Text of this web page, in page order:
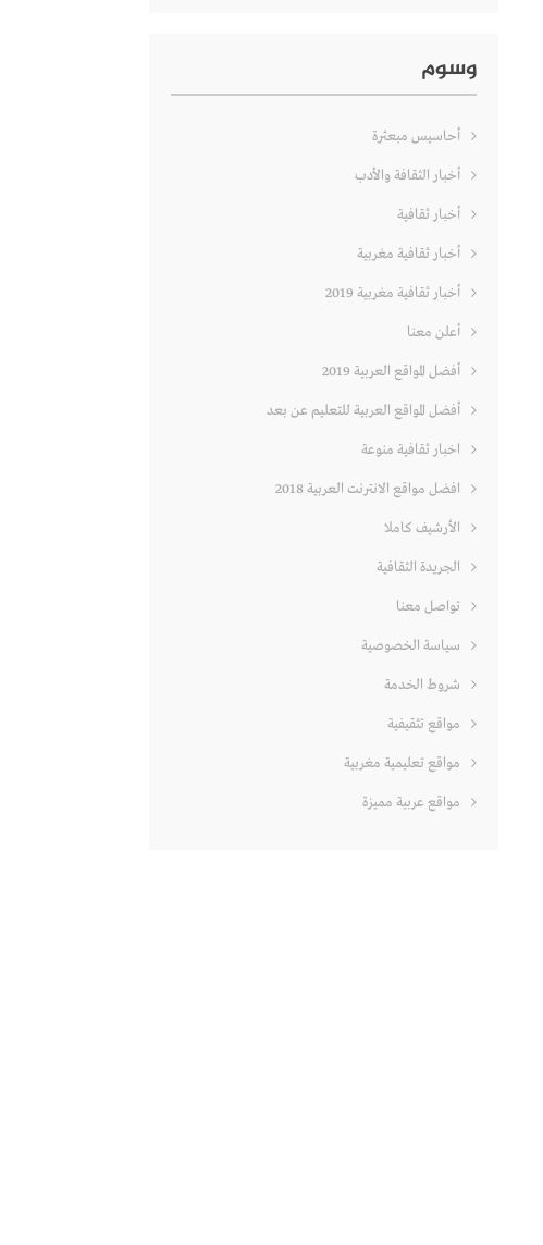
وسوم
أحاسيس مبعثرة
أخبار الثقافة والأدب
أخبار ثقافية
أخبار ثقافية مغربية
أخبار ثقافية مغربية 2019
أعلن معنا
أفضل المواقع العربية 2019
أفضل المواقع العربية للتعليم عن بعد
اخبار ثقافية منوعة
افضل مواقع الانترنت العربية 2018
الأرشيف كاملا
الجريدة الثقافية
تواصل معنا
سياسة الخصوصية
شروط الخدمة
مواقع تثقيفية
مواقع تعليمية مغربية
مواقع عربية مميزة